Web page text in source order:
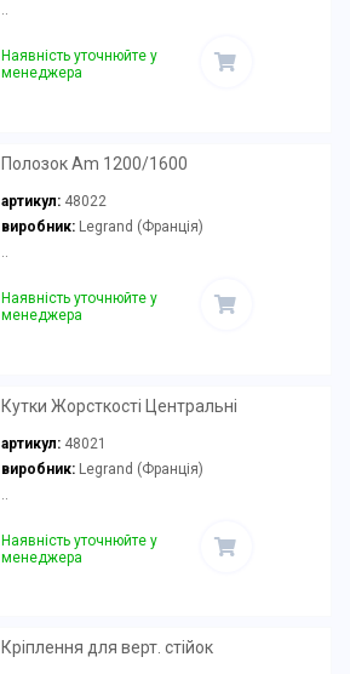
..
Наявність уточнюйте у
менеджера
Полозок Am 1200/1600
артикул: 48022
виробник:Legrand (Франція)
..
Наявність уточнюйте у
менеджера
Кутки Жорсткості Центральні
артикул: 48021
виробник:Legrand (Франція)
Наявність уточнюйте у
менеджера
Кріплення для верт. стійок